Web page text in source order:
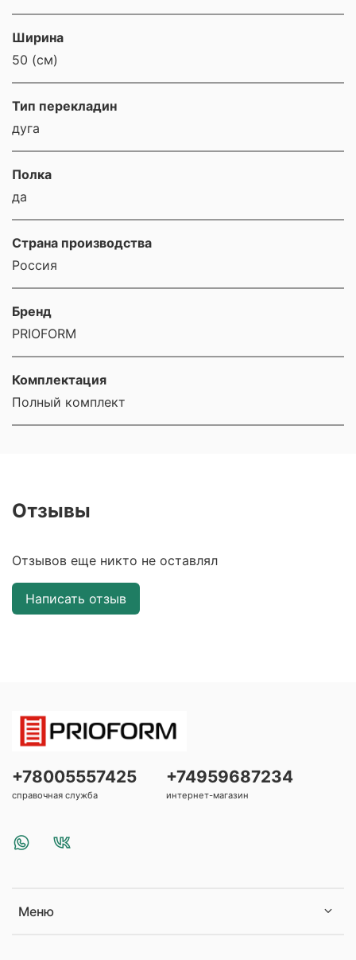
Ширина
50 (см)
Тип перекладин
дуга
Полка
да
Страна производства
Россия
Бренд
PRIOFORM
Комплектация
Полный комплект
Отзывы
Отзывов еще никто не оставлял
Написать отзыв
Меню
+78005557425
справочная служба
+74959687234
интернет-магазин